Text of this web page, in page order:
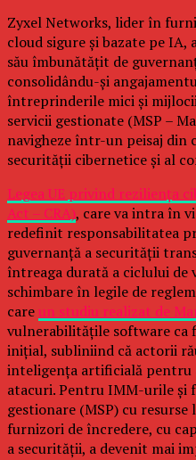
Zyxel Networks, lider în
cloud sigure și bazate pe
său îmbunătățit de
consolidându-și
întreprinderile mici și
servicii gestionate (MSP –
navigheze într-un peisaj din
securității cibernetice și al
Legea UE privind reziliența
Act – CRA), care va intra în
redefinit responsabilitatea
guvernanță a securității
întreaga durată a ciclului de
schimbare în legile de
careun studiu realizat de
vulnerabilitățile software ca
inițial, subliniind că actorii
inteligența artificială pentru
atacuri. Pentru IMM-urile și
gestionare (MSP) cu
furnizori de încredere, cu
a securității, a devenit mai